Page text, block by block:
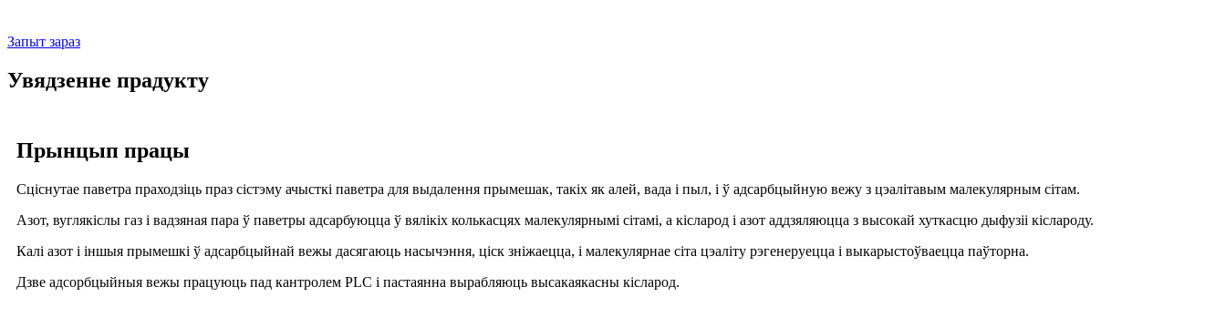
Запыт зараз
Увядзенне прадукту
Прынцып працы
Сціснутае паветра праходзіць праз сістэму ачысткі паветра для выдалення прымешак, такіх як алей, вада і пыл, і ў адсарбцыйную вежу з цэалітавым малекулярным сітам.
Азот, вуглякіслы газ і вадзяная пара ў паветры адсарбуюцца ў вялікіх колькасцях малекулярнымі сітамі, а кісларод і азот аддзяляюцца з высокай хуткасцю дыфузіі кіслароду.
Калі азот і іншыя прымешкі ў адсарбцыйнай вежы дасягаюць насычэння, ціск зніжаецца, і малекулярнае сіта цэаліту рэгенеруецца і выкарыстоўваецца паўторна.
Дзве адсорбцыйныя вежы працуюць пад кантролем PLC і пастаянна вырабляюць высакаякасны кісларод.